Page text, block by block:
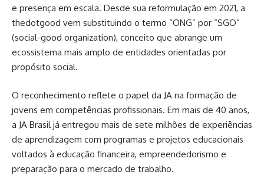
e presença em escala. Desde sua reformulação em 2021, a
thedotgood vem substituindo o termo “ONG” por “SGO”
(social-good organization), conceito que abrange um
ecossistema mais amplo de entidades orientadas por
propósito social.
O reconhecimento reflete o papel da JA na formação de
jovens em competências profissionais. Em mais de 40 anos,
a JA Brasil já entregou mais de sete milhões de experiências
de aprendizagem com programas e projetos educacionais
voltados à educação financeira, empreendedorismo e
preparação para o mercado de trabalho.